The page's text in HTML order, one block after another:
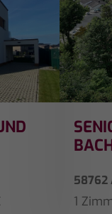
58762
1